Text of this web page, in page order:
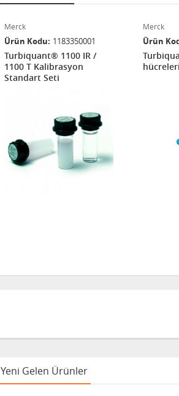
Merck
Ürün Kodu 1183350001
Turbiquant® 1100 IR /
1100 T Kalibrasyon
Standart Seti
Merck
Ürün
hücreleri
Yeni Gelen Ürünler